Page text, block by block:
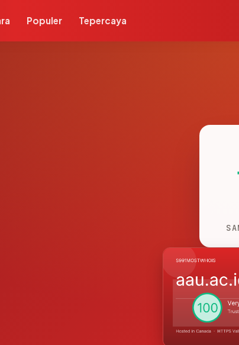
Populer Tepercaya